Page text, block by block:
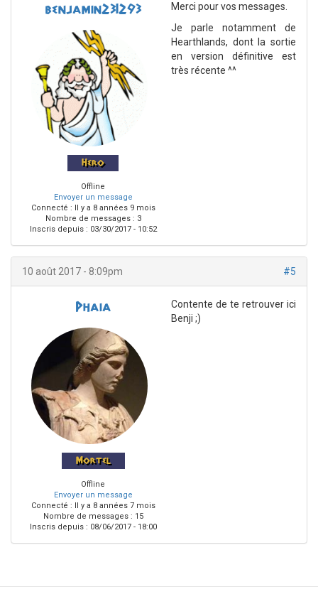
benjamin231293
Hero
Offline
Envoyer un message
Connecté : Il y a 8 années 9 mois
Nombre de messages : 3
Inscris depuis : 03/30/2017 - 10:52
Merci pour vos messages.
Je parle notamment de
Hearthlands, dont la sortie
en version définitive est
très récente ^^
#5
10 août 2017 - 8:09pm
Phaia
Mortel
Offline
Envoyer un message
Connecté : Il y a 8 années 7 mois
Nombre de messages : 15
Inscris depuis : 08/06/2017 - 18:00
Contente de te retrouver ici
Benji ;)